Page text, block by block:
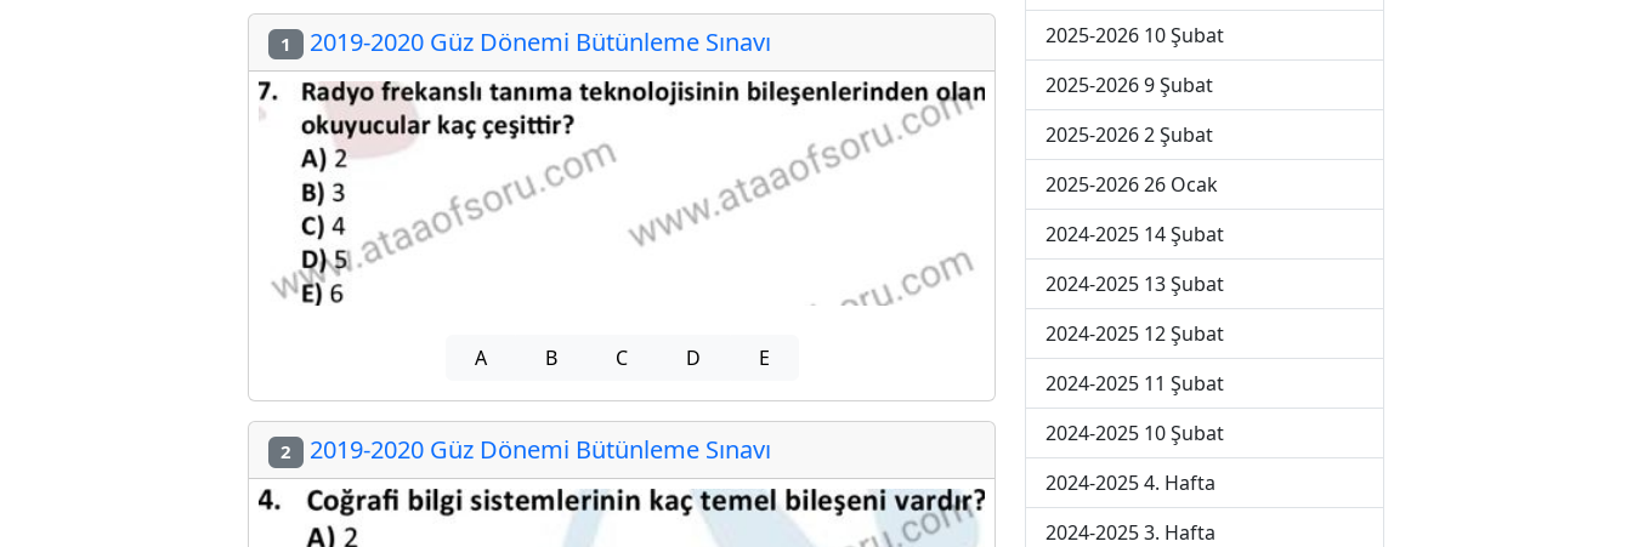
1 2019-2020 Güz Dönemi Bütünleme Sınavı
A B C D E
2 2019-2020 Güz Dönemi Bütünleme Sınavı
2025-2026 10 Şubat
2025-2026 9 Şubat
2025-2026 2 Şubat
2025-2026 26 Ocak
2024-2025 14 Şubat
2024-2025 13 Şubat
2024-2025 12 Şubat
2024-2025 11 Şubat
2024-2025 10 Şubat
2024-2025 4. Hafta
2024-2025 3. Hafta